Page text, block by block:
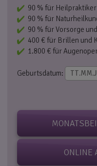
90 % für Heilpraktiker
90 % für
90 % für Vorsorge
400 € für Brillen und
1.800 € für
Geburtsdatum:
ONLINE